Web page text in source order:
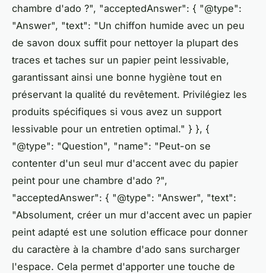
chambre d'ado ?", "acceptedAnswer": { "@type":
"Answer", "text": "Un chiffon humide avec un peu
de savon doux suffit pour nettoyer la plupart des
traces et taches sur un papier peint lessivable,
garantissant ainsi une bonne hygiène tout en
préservant la qualité du revêtement. Privilégiez les
produits spécifiques si vous avez un support
lessivable pour un entretien optimal." } }, {
"@type": "Question", "name": "Peut-on se
contenter d'un seul mur d'accent avec du papier
peint pour une chambre d'ado ?",
"acceptedAnswer": { "@type": "Answer", "text":
"Absolument, créer un mur d'accent avec un papier
peint adapté est une solution efficace pour donner
du caractère à la chambre d'ado sans surcharger
l'espace. Cela permet d'apporter une touche de